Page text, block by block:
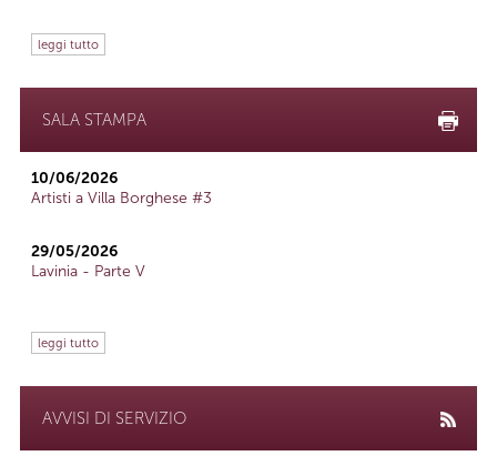
leggi tutto
SALA STAMPA
10/06/2026
Artisti a Villa Borghese #3
29/05/2026
Lavinia - Parte V
leggi tutto
AVVISI DI SERVIZIO